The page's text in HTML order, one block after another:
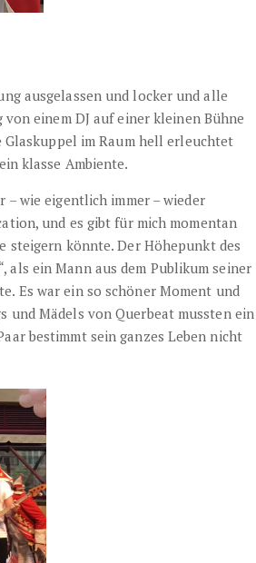
ausgelassen und locker und alle
einem DJ auf einer kleinen Bühne
im Raum hell erleuchtet
klasse Ambiente.
– wie eigentlich immer – wieder
und es gibt für mich momentan
steigern könnte. Der Höhepunkt des
als ein Mann aus dem Publikum seiner
Es war ein so schöner Moment und
und Mädels von Querbeat mussten ein
bestimmt sein ganzes Leben nicht